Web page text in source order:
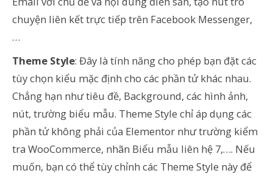
chuyện liên kết trực tiếp trên Facebook Messenger,
…
Theme Style: Đây là tính năng cho phép bạn đặt các
tùy chọn kiểu mặc định cho các phần tử khác nhau.
Chẳng hạn như tiêu đề, Background, các hình ảnh,
nút, trường biểu mẫu. Theme Style chỉ áp dụng các
phần tử không phải của Elementor như trường kiểm
tra WooCommerce, nhãn Biểu mẫu liên hệ 7,…. Nếu
muốn, bạn có thể tùy chỉnh các Theme Style này để